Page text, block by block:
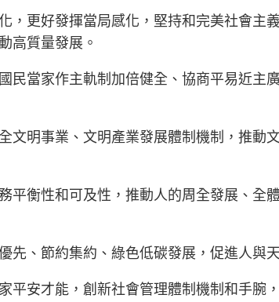
更好發揮當局感化，堅持和完美社會主
高質量發展。
當家作主軌制加倍健全、協商平易近主
明事業、文明產業發展體制機制，推動
衡性和可及性，推動人的周全發展、全
、節約集約、綠色低碳發展，促進人與
安才能，創新社會管理體制機制和手腕